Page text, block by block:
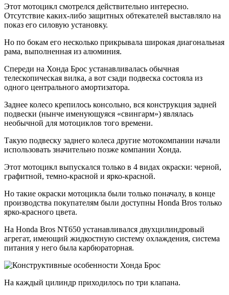
Этот мотоцикл смотрелся действительно интересно.
Отсутствие каких-либо защитных обтекателей выставляло на
показ его силовую установку.
Но по бокам его несколько прикрывала широкая диагональная
рама, выполненная из алюминия.
Спереди на Хонда Брос устанавливалась обычная
телескопическая вилка, а вот сзади подвеска состояла из
одного центрального амортизатора.
Заднее колесо крепилось консольно, вся конструкция задней
подвески (нынче именующуяся «свингарм») являлась
необычной для мотоциклов того времени.
Такую подвеску заднего колеса другие мотокомпании начали
использовать значительно позже компании Хонда.
Этот мотоцикл выпускался только в 4 видах окраски: черной,
графитной, темно-красной и ярко-красной.
Но такие окраски мотоцикла были только поначалу, в конце
производства покупателям были доступны Honda Bros только
ярко-красного цвета.
На Honda Bros NT650 устанавливался двухцилиндровый
агрегат, имеющий жидкостную систему охлаждения, система
питания у него была карбюраторная.
На каждый цилиндр приходилось по три клапана.